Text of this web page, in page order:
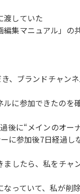
渡していた
編集マニュアル」の
、ブランドチャン
に参加できたのを
後に“メインのオー
に参加後7日経過
したら、私をチャ
っていて、私が削